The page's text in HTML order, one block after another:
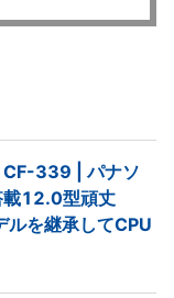
CF-339 | パナソ
載12.0型頑丈
を継承してCPU